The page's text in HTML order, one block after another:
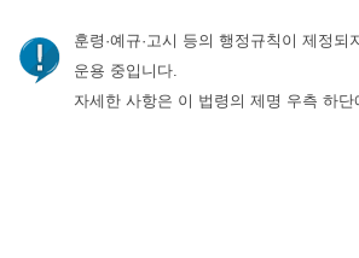
훈령·예규·고시 등의 행정규칙이 제정
운용 중입니다.
자세한 사항은 이 법령의 제명 우측 하